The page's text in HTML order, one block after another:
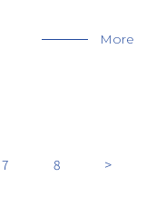
More
7 8 >